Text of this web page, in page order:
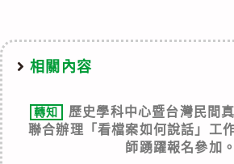
相關內容
轉知
歷史學科中心暨台灣民間
聯合辦理「看檔案如何說話」工
師踴躍報名參加。